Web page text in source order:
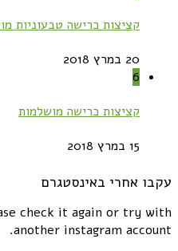
קציצות כרישה טבעוניות
20 במרץ 2018
6
קציצות כרישה מושלמות
15 במרץ 2018
עקבו אחרי באינסטגרם
check it again or try with
another instagram account.